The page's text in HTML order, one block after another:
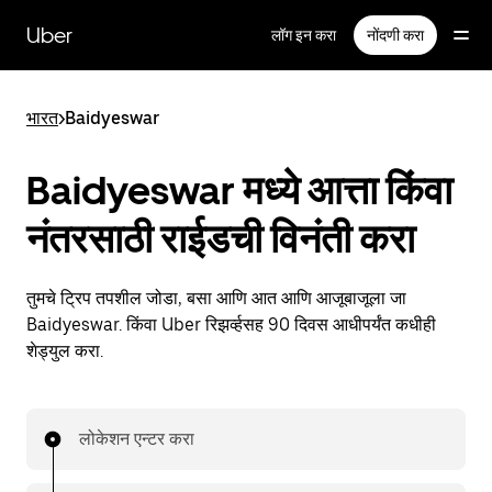
सामग्रीवरUber लॉग इन करा नोंदणी करा
भारत>Baidyeswar
Baidyeswar मध्ये आत्ता किंवा
नंतरसाठी राईडची विनंती करा
तुमचे ट्रिप तपशील जोडा, बसा आणि आत आणि आजूबाजूला जा
Baidyeswar. किंवा Uber रिझर्व्हसह 90 दिवस आधीपर्यंत कधीही
शेड्युल करा.
लोकेशन एन्टर करा